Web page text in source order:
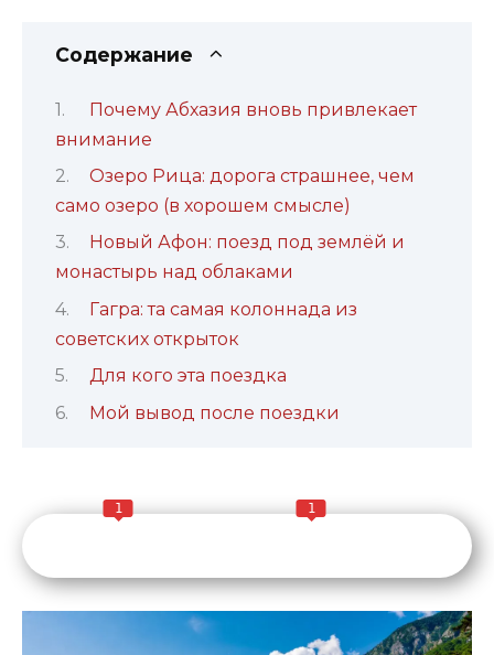
Содержание
Почему Абхазия вновь привлекает
внимание
Озеро Рица: дорога страшнее, чем
само озеро (в хорошем смысле)
Новый Афон: поезд под землёй и
монастырь над облаками
Гагра: та самая колоннада из
советских открыток
Для кого эта поездка
Мой вывод после поездки
1 1